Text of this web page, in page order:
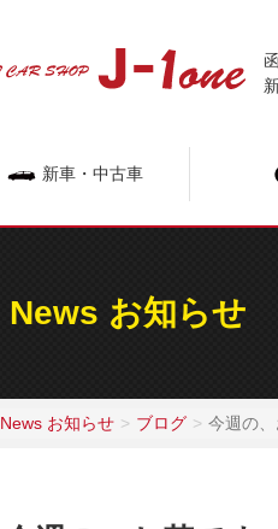
新車・中古車
News お知らせ
News お知らせ ブログ 今週の、